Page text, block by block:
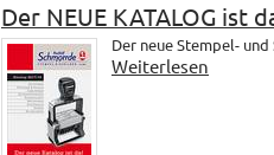
Der NEUE KATALOG ist
Der neue Stempel-
Weiterlesen